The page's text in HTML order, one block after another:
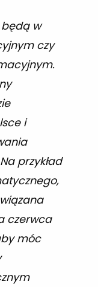
w
czy
i
przykład
czerwca
móc